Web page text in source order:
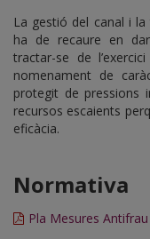
La gestió del canal i la
ha de recaure en
tractar-se de
nomenament de
protegit de pressions
recursos escaients
eficàcia.
Normativa
Pla Mesures